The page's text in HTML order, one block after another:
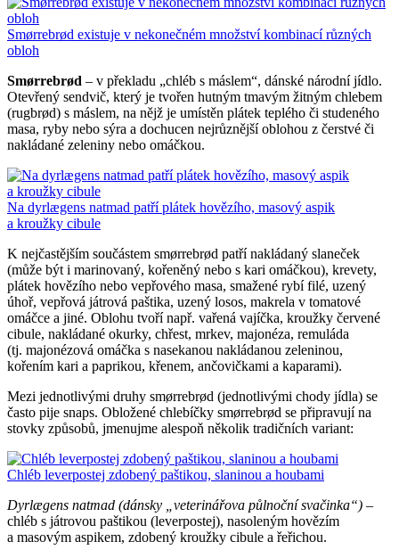
Smørrebrød existuje v nekonečném množství kombinací různých
obloh
Smørrebrød – v překladu „chléb s máslem“, dánské národní jídlo.
Otevřený sendvič, který je tvořen hutným tmavým žitným chlebem
(rugbrød) s máslem, na nějž je umístěn plátek teplého či studeného
masa, ryby nebo sýra a dochucen nejrůznější oblohou z čerstvé či
nakládané zeleniny nebo omáčkou.
Na dyrlægens natmad patří plátek hovězího, masový aspik
a kroužky cibule
K nejčastějším součástem smørrebrød patří nakládaný slaneček
(může být i marinovaný, kořeněný nebo s kari omáčkou), krevety,
plátek hovězího nebo vepřového masa, smažené rybí filé, uzený
úhoř, vepřová játrová paštika, uzený losos, makrela v tomatové
omáčce a jiné. Oblohu tvoří např. vařená vajíčka, kroužky červené
cibule, nakládané okurky, chřest, mrkev, majonéza, remuláda
(tj. majonézová omáčka s nasekanou nakládanou zeleninou,
kořením kari a paprikou, křenem, ančovičkami a kaparami).
Mezi jednotlivými druhy smørrebrød (jednotlivými chody jídla) se
často pije snaps. Obložené chlebíčky smørrebrød se připravují na
stovky způsobů, jmenujme alespoň několik tradičních variant:
Chléb leverpostej zdobený paštikou, slaninou a houbami
Dyrlægens natmad (dánsky „veterinářova půlnoční svačinka“) –
chléb s játrovou paštikou (leverpostej), nasoleným hovězím
a masovým aspikem, zdobený kroužky cibule a řeřichou.